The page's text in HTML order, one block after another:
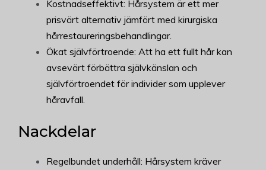
Kostnadseffektivt: Hårsystem är ett mer
prisvärt alternativ jämfört med kirurgiska
hårrestaureringsbehandlingar.
Ökat självförtroende: Att ha ett fullt hår kan
avsevärt förbättra självkänslan och
självförtroendet för individer som upplever
håravfall.
Nackdelar
Regelbundet underhåll: Hårsystem kräver